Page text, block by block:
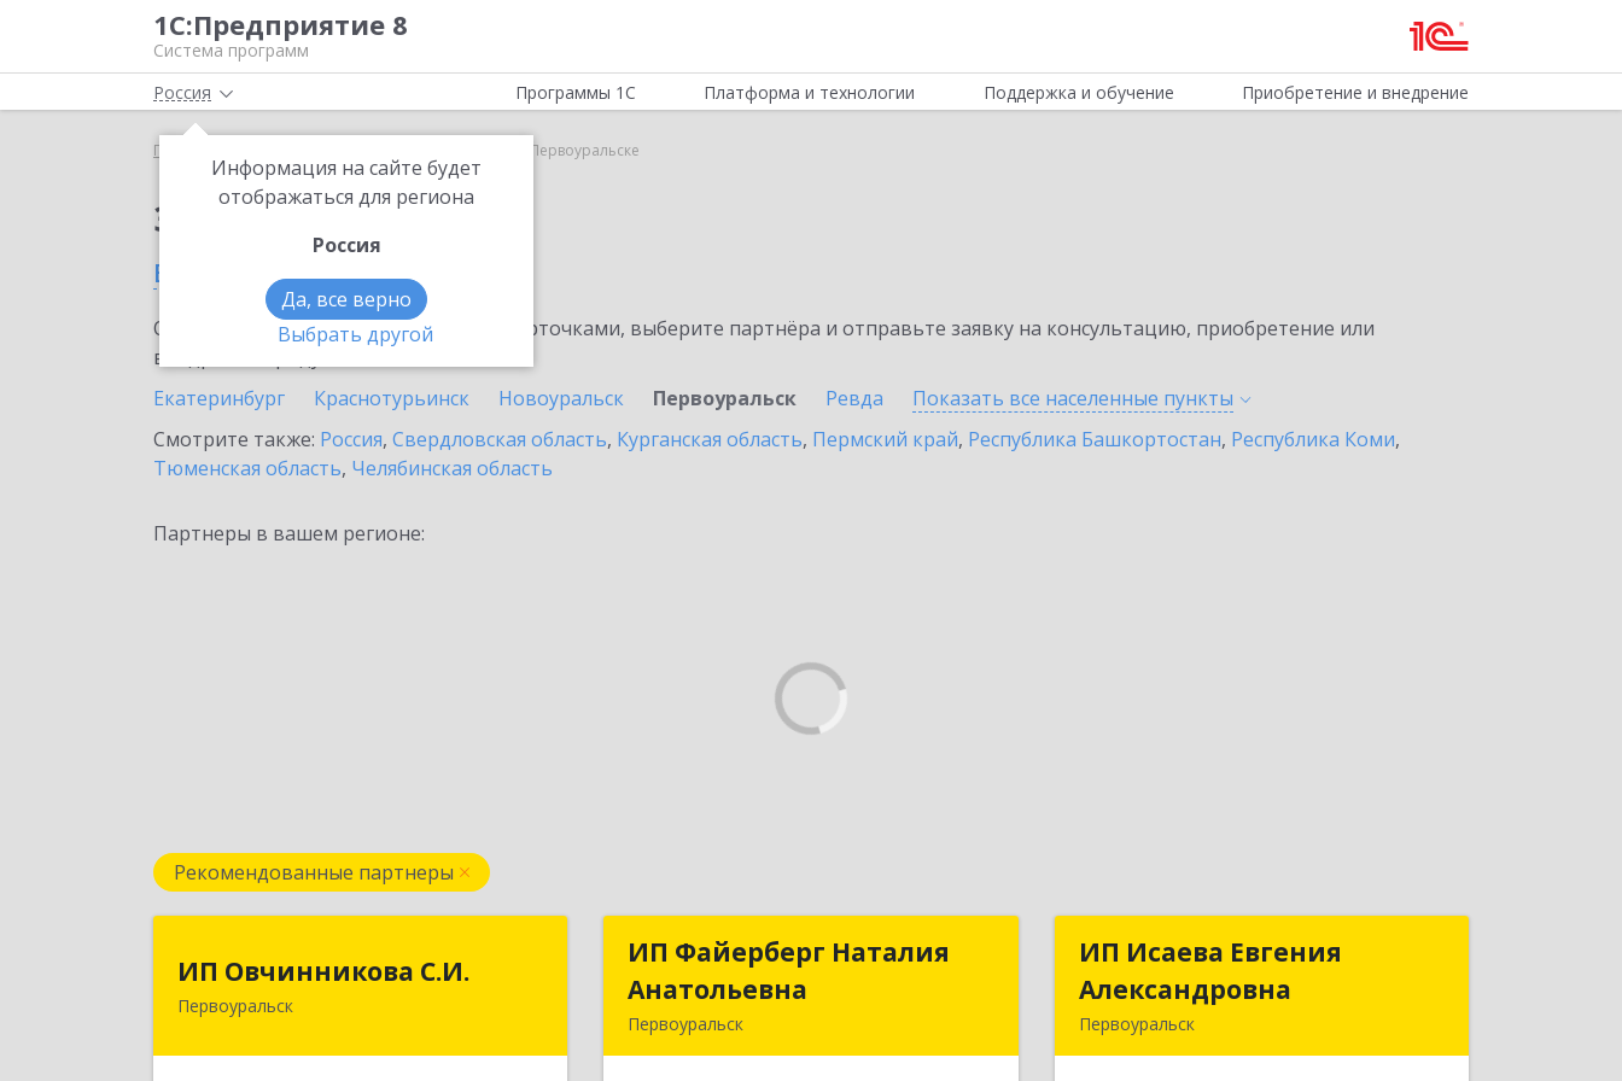
1С:Предприятие 8
Система программ
Россия
Информация на сайте будет
отображаться для региона
Россия
Да, все верно
Выбрать другой
Программы 1С Платформа и технологии Поддержка и обучение Приобретение и внедрение
Главная Smartway в Первоуральске
Заказать Smartway
в Первоуральске
Ознакомьтесь с информационными карточками, выберите партнёра и отправьте заявку на консультацию, приобретение или
внедрение продукта.
Екатеринбург
Краснотурьинск Новоуральск Первоуральск Ревда Показать все населенные пункты
Смотрите также: Россия, Свердловская область, Курганская область, Пермский край, Республика Башкортостан, Республика Коми,
Тюменская область, Челябинская область
Партнеры в вашем регионе:
Рекомендованные партнеры
ИП Овчинникова С.И.
Первоуральск623119, Свердловская обл,
ИП Файерберг Наталия
Анатольевна
Первоуральск
ИП Файерберг Наталия
ИП Исаева Евгения
Александровна
Первоуральск
ИП Исаева Евгения
Александровна